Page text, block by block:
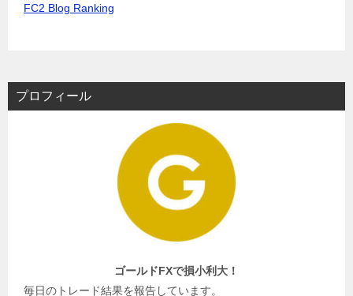
FC2 Blog Ranking
プロフィール
ゴールドFXで損小利大！
毎日のトレード結果を報告しています。